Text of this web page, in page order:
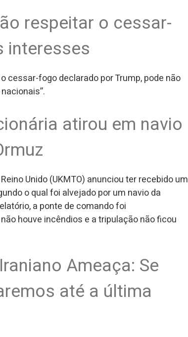
respeitar o cessar-
interesses
cessar-fogo declarado por Trump, pode não
atirou em navio
Unido (UKMTO) anunciou ter recebido um
o qual foi alvejado por um navio da
a ponte de comando foi
houve incêndios e a tripulação não ficou
Ameaça: Se
até a última